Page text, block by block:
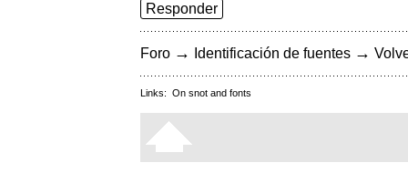
Responder
Foro → Identificación de fuentes →
Links: On snot and fonts